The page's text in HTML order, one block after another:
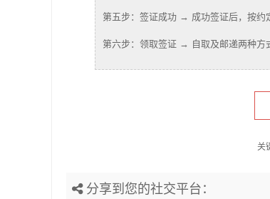
第五步：签证成功 → 成功签证后，按约
第六步：领取签证 → 自取及邮递两种方
关
分享到您的社交平台：